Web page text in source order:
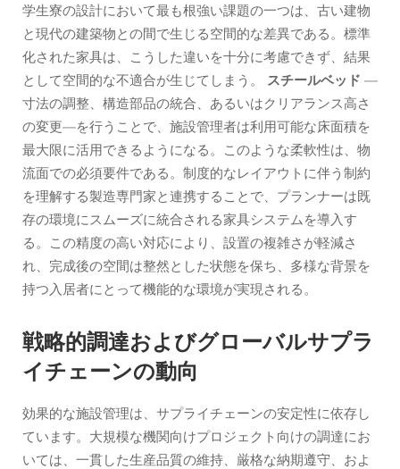
学生寮の設計において最も根強い課題の一つは、古い建物
と現代の建築物との間で生じる空間的な差異である。標準
化された家具は、こうした違いを十分に考慮できず、結果
として空間的な不適合が生じてしまう。 スチールベッド —
寸法の調整、構造部品の統合、あるいはクリアランス高さ
の変更—を行うことで、施設管理者は利用可能な床面積を
最大限に活用できるようになる。このような柔軟性は、物
流面での必須要件である。制度的なレイアウトに伴う制約
を理解する製造専門家と連携することで、プランナーは既
存の環境にスムーズに統合される家具システムを導入す
る。この精度の高い対応により、設置の複雑さが軽減さ
れ、完成後の空間は整然とした状態を保ち、多様な背景を
持つ入居者にとって機能的な環境が実現される。
戦略的調達およびグローバルサプラ
イチェーンの動向
効果的な施設管理は、サプライチェーンの安定性に依存し
ています。大規模な機関向けプロジェクト向けの調達にお
いては、一貫した生産品質の維持、厳格な納期遵守、およ